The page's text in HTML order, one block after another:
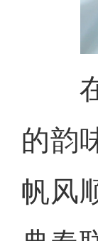
在“
的韵
帆风